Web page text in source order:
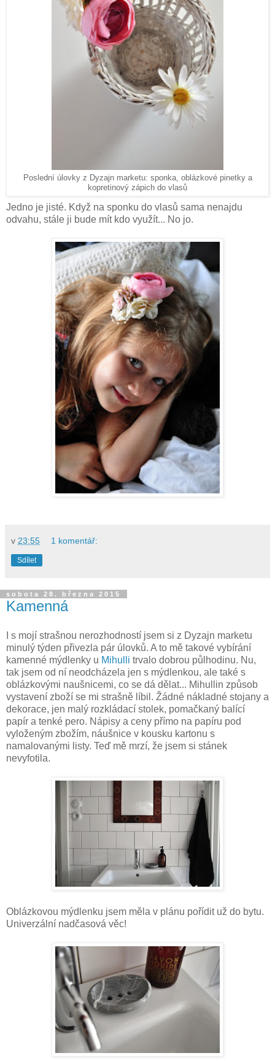
Poslední úlovky z Dyzajn marketu: sponka, oblázkové pinetky a
kopretinový zápich do vlasů
Jedno je jisté. Když na sponku do vlasů sama nenajdu
odvahu, stále ji bude mít kdo využít... No jo.
v 23:55 1 komentář:
Sdílet
sobota 28. března 2015
Kamenná
I s mojí strašnou nerozhodností jsem si z Dyzajn marketu
minulý týden přivezla pár úlovků. A to mě takové vybírání
kamenné mýdlenky u Mihulli trvalo dobrou půlhodinu. Nu,
tak jsem od ní neodcházela jen s mýdlenkou, ale také s
oblázkovými naušnicemi, co se dá dělat... Mihullin způsob
vystavení zboží se mi strašně líbil. Žádné nákladné stojany a
dekorace, jen malý rozkládací stolek, pomačkaný balící
papír a tenké pero. Nápisy a ceny přímo na papíru pod
vyloženým zbožím, náušnice v kousku kartonu s
namalovanými listy. Teď mě mrzí, že jsem si stánek
nevyfotila.
Oblázkovou mýdlenku jsem měla v plánu pořídit už do bytu.
Univerzální nadčasová věc!